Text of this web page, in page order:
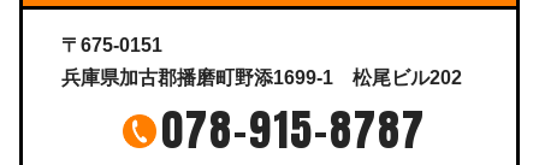
〒675-0151
兵庫県加古郡播磨町野添1699-1 松尾ビル202
078-915-8787